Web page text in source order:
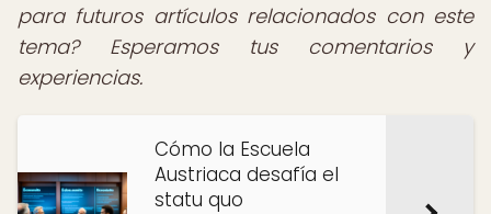
para futuros artículos relacionados con este
tema? Esperamos tus comentarios y
experiencias.
Cómo la Escuela
Austriaca desafía el
statu quo